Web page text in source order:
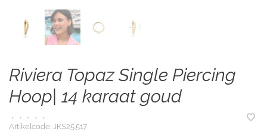
Riviera Topaz Single Piercing
Hoop| 14 karaat goud
• • • •
•
Artikelcode: JKS25.517